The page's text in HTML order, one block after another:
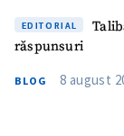
EDITORIAL
răspunsuri
BLOG 8 august